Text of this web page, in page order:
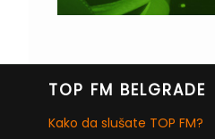
TOP FM BELGRADE
Kako da slušate TOP FM?